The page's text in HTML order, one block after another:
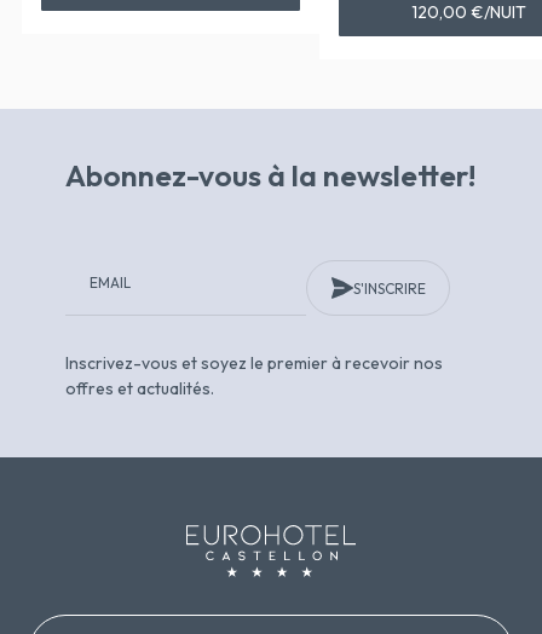
120,00 €/NUIT
Abonnez-vous à la newsletter!
S'INSCRIRE
Inscrivez-vous et soyez le premier à recevoir nos
offres et actualités.